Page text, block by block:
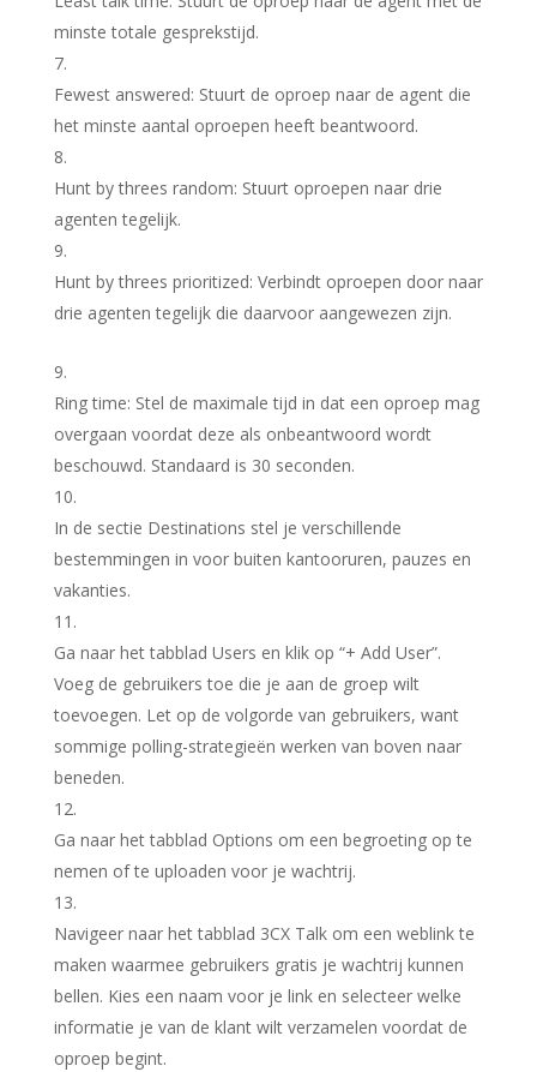
minste totale gesprekstijd.
Fewest answered: Stuurt de oproep naar de agent die
het minste aantal oproepen heeft beantwoord.
Hunt by threes random: Stuurt oproepen naar drie
agenten tegelijk.
Hunt by threes prioritized: Verbindt oproepen door naar
drie agenten tegelijk die daarvoor aangewezen zijn.
Ring time: Stel de maximale tijd in dat een oproep mag
overgaan voordat deze als onbeantwoord wordt
beschouwd. Standaard is 30 seconden.
In de sectie Destinations stel je verschillende
bestemmingen in voor buiten kantooruren, pauzes en
vakanties.
Ga naar het tabblad Users en klik op “+ Add User”.
Voeg de gebruikers toe die je aan de groep wilt
toevoegen. Let op de volgorde van gebruikers, want
sommige polling-strategieën werken van boven naar
beneden.
Ga naar het tabblad Options om een begroeting op te
nemen of te uploaden voor je wachtrij.
Navigeer naar het tabblad 3CX Talkom een weblink te
maken waarmee gebruikers gratis je wachtrij kunnen
bellen. Kies een naam voor je link en selecteer welke
informatie je van de klant wilt verzamelen voordat de
oproep begint.